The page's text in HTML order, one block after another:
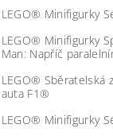
LEGO® Minifigurky
LEGO® Minifigurky
Man: Napříč
LEGO® Sběratelská
auta F1®
LEGO® Minifigurky